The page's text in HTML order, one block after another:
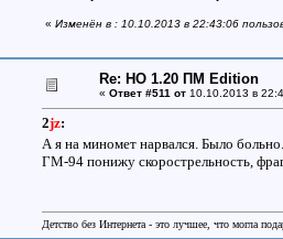
« Изменён в : 10.10.2013 в 22:43:06
Re: НО 1.20 ПМ Edition
« Ответ #511 от10.10.2013 в
2jz:
А я на миномет нарвался. Было
ГМ-94 понижу скорострельность,
Детство без Интернета - это лучшее, что могла